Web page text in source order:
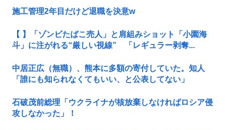
施工管理2年目だけど退職を決意w
【 】「ゾンビたばこ売人」と肩組みショット「小園海
斗」に注がれる“厳しい視線” 「レギュラー剥奪...
中居正広（無職）、熊本に多額の寄付していた。知人
「誰にも知られなくてもいい、と公表してない」
石破茂前総理「ウクライナが核放棄しなければロシア侵
攻しなかった」！